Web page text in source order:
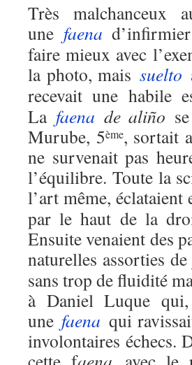
Très malchanceux
une faena
faire mieux avec
la photo, maissuelto
recevait une habile
La faena de aliño
Murube, 5ème, sortait
ne survenait pas
l’équilibre. Toute la
l’art même, éclataient
par le haut de la
Ensuite venaient des
naturelles assorties
sans trop de fluidité
à Daniel Luque qui,
une faena qui
involontaires échecs.